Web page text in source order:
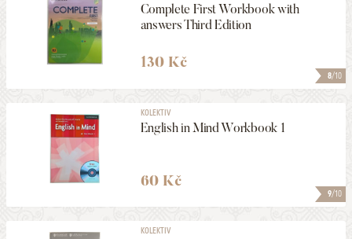
8/10
Complete First Workbook with
answers Third Edition
130 Kč
9/10
KOLEKTIV
English in Mind Workbook 1
60 Kč
KOLEKTIV